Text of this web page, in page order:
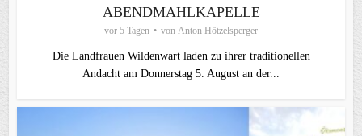
ABENDMAHLKAPELLE
vor 5 Tagen von Anton Hötzelsperger
Die Landfrauen Wildenwart laden zu ihrer traditionellen
Andacht am Donnerstag 5. August an der...